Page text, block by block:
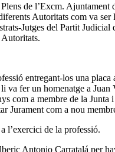
de l’Excm.
Autoritats com va
Jutges del Partit
entregant-los una
fer un homenatge a
com a membre de la
Jurament com a nou
l’exercici de la professió.
Antonio Carratalá per